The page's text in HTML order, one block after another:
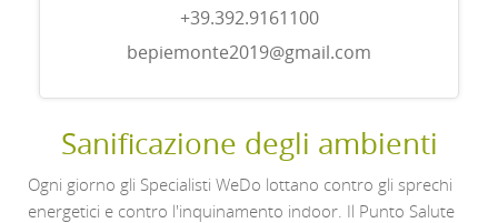
+39.392.9161100
bepiemonte2019@gmail.com
Sanificazione degli ambienti
Ogni giorno gli Specialisti WeDo lottano contro gli sprechi
energetici e contro l'inquinamento indoor. Il Punto Salute